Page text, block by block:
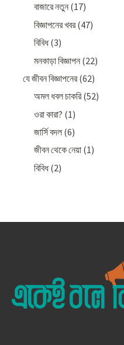
বাজারে নতুন (17)
বিজ্ঞাপনের খবর(47)
বিবিধ(3)
মনকাড়া বিজ্ঞাপন (22)
যে জীবন বিজ্ঞাপনের(62)
অমল ধবল চাকরি(52)
ওরা কারা? (1)
জার্সি বদল (6)
জীবন থেকে নেয়া (1)
বিবিধ(2)